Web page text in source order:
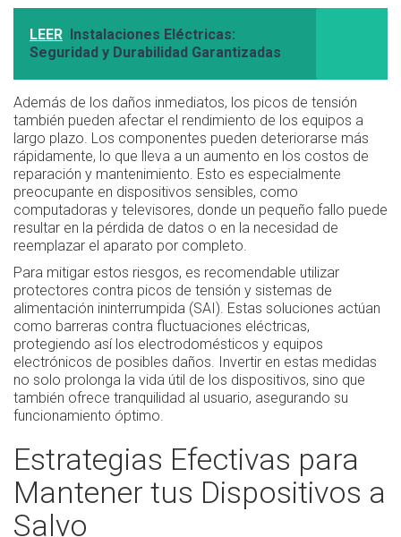
LEER
Instalaciones Eléctricas:
Seguridad y Durabilidad Garantizadas
Además de los daños inmediatos, los picos de tensión
también pueden afectar el rendimiento de los equipos a
largo plazo. Los componentes pueden deteriorarse más
rápidamente, lo que lleva a un aumento en los costos de
reparación y mantenimiento. Esto es especialmente
preocupante en dispositivos sensibles, como
computadoras y televisores, donde un pequeño fallo puede
resultar en la pérdida de datos o en la necesidad de
reemplazar el aparato por completo.
Para mitigar estos riesgos, es recomendable utilizar
protectores contra picos de tensión y sistemas de
alimentación ininterrumpida (SAI). Estas soluciones actúan
como barreras contra fluctuaciones eléctricas,
protegiendo así los electrodomésticos y equipos
electrónicos de posibles daños. Invertir en estas medidas
no solo prolonga la vida útil de los dispositivos, sino que
también ofrece tranquilidad al usuario, asegurando su
funcionamiento óptimo.
Estrategias Efectivas para
Mantener tus Dispositivos a
Salvo